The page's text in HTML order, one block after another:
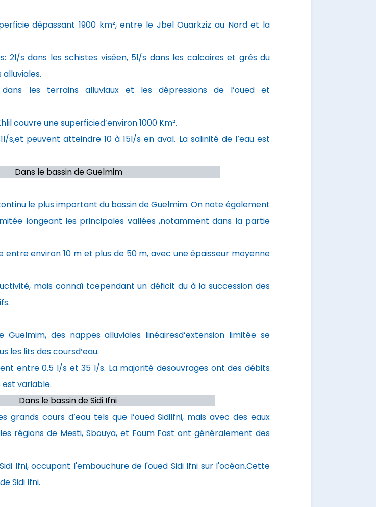
dépassant 1900 km², entre le Jbel Ouarkziz au Nord et la
2l/s dans les schistes viséen, 5l/s dans les calcaires et grés du
les terrains alluviaux et les dépressions de l’oued et
couvre une superficied’environ 1000 Km².
peuvent atteindre 10 à 15l/s en aval. La salinité de l’eau est
de Guelmim
le plus important du bassin de Guelmim. On note également
longeant les principales vallées ,notamment dans la partie
environ 10 m et plus de 50 m, avec une épaisseur moyenne
mais connaî tcependant un déficit du à la succession des
des nappes alluviales linéairesd’extension limitée se
les lits des coursd’eau.
entre 0.5 l/s et 35 l/s. La majorité desouvrages ont des débits
est variable.
Dans le bassin de Sidi Ifni
grands cours d’eau tels que l’oued SidiIfni, mais avec des eaux
régions de Mesti, Sbouya, et Foum Fast ont généralement des
Ifni, occupant l'embouchure de l'oued Sidi Ifni sur l'océan.Cette
Sidi Ifni.